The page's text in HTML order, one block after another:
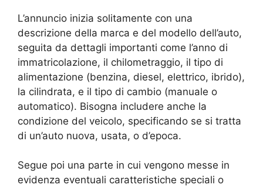
L’annuncio inizia solitamente con una
descrizione della marca e del modello dell’auto,
seguita da dettagli importanti come l’anno di
immatricolazione, il chilometraggio, il tipo di
alimentazione (benzina, diesel, elettrico, ibrido),
la cilindrata, e il tipo di cambio (manuale o
automatico). Bisogna includere anche la
condizione del veicolo, specificando se si tratta
di un’auto nuova, usata, o d’epoca.
Segue poi una parte in cui vengono messe in
evidenza eventuali caratteristiche speciali o